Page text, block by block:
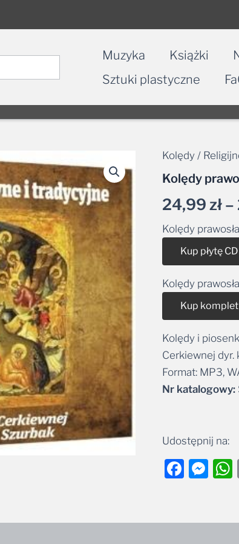
Muzyka Książki
Sztuki plastyczne
Kolędy /
Kolędy
24,99zł–
Kolędy
Kup płytę CD
Kolędy
Kup
Kolędy i
Cerkiewnej dyr.
Format: MP3,
Nr katalogowy:
Udostępnij na: